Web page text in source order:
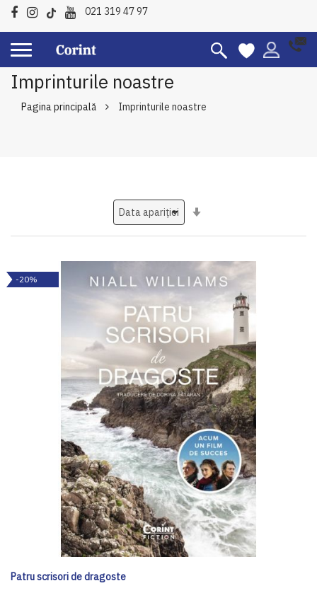
021 319 47 97
Imprinturile noastre
Pagina principală Imprinturile noastre
-20%
Patru scrisori de dragoste